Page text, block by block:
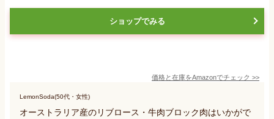
ショップでみる
価格と在庫をAmazonでチェック >>
LemonSoda(50代・女性)
オーストラリア産のリブロース・牛肉ブロック肉はいかがで